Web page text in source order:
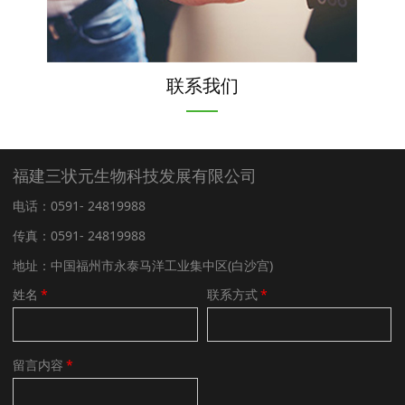
联系我们
福建三状元生物科技发展有限公司
电话：0591- 24819988
传真：0591- 24819988
地址：中国福州市永泰马洋工业集中区(白沙宫)
姓名 * 联系方式*
留言内容 *